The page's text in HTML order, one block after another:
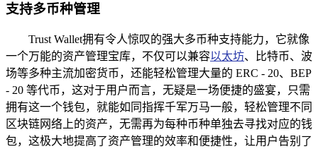
支持多币种管理
Trust Wallet拥有令人惊叹的强大多币种支持能力，它就像
一个万能的资产管理宝库，不仅可以兼容以太坊、比特币、波
场等多种主流加密货币，还能轻松管理大量的 ERC - 20、BEP
- 20 等代币，这对于用户而言，无疑是一场便捷的盛宴，只需
拥有这一个钱包，就能如同指挥千军万马一般，轻松管理不同
区块链网络上的资产，无需再为每种币种单独去寻找对应的钱
包，这极大地提高了资产管理的效率和便捷性，让用户告别了